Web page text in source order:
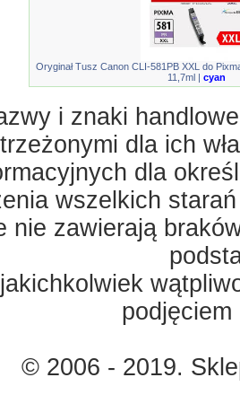
Oryginał Tusz Canon CLI-581PB XXL do
11,7ml | cyan
i znaki
dla ich
dla
wszelkich
nie zawierają
© 2006 - 2019.